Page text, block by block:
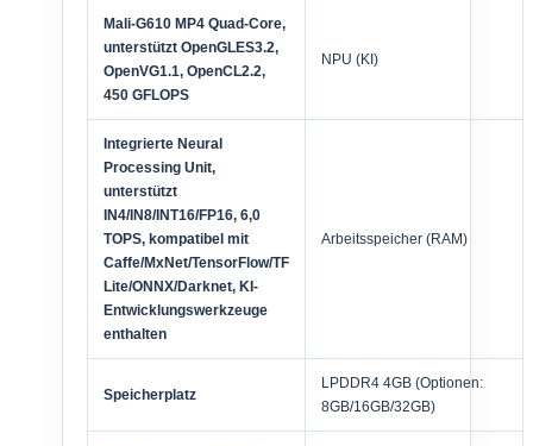
Mali-G610 MP4 Quad-Core,
unterstützt OpenGLES3.2,
OpenVG1.1, OpenCL2.2,
450 GFLOPS
NPU (KI)
Integrierte Neural
Processing Unit,
unterstützt
IN4/IN8/INT16/FP16, 6,0
TOPS, kompatibel mit
Caffe/MxNet/TensorFlow/TF
Lite/ONNX/Darknet, KI-
Entwicklungswerkzeuge
enthalten
Arbeitsspeicher (RAM)
Speicherplatz
LPDDR4 4GB (Optionen:
8GB/16GB/32GB)